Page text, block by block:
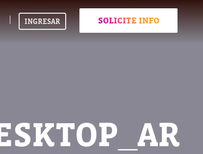
SOLICITE INFO
INGRESAR